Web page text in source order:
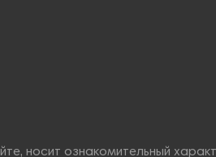
носит ознакомительный